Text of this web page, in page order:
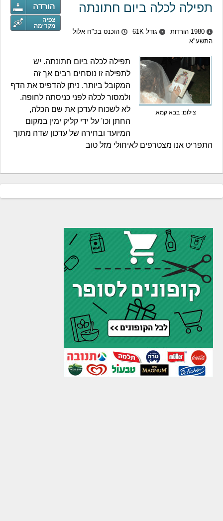
תפילה לכלה ביום חתונתה
1980 הורדות גודל 61K
הוכנס בכ"ח אלול
התשע"א
צילום: בבא קמא.
תפילה לכלה ביום חתונתה. יש
לתפילה זו נוסחים רבים אך זה
המקובל ביותר. ניתן להדפיס את הדף
ולמסור לכלה לפני כניסתה לחופה.
לא לשכוח לעדכן את שם הכלה,
החתן וכו' על ידי קליק ימין במקום
המיועד ובחירה של עדכון שדה מתוך
התפריט אנו מצטרפים לאיחולי מזל טוב